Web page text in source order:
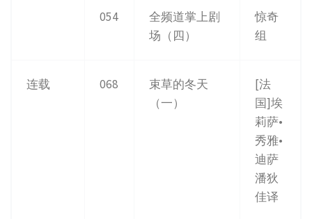
054
全频道掌上剧
场（四）
惊奇
组
连载 068
束草的冬天
（一）
[法
国]埃
莉萨•
秀雅•
迪萨
潘狄
佳译